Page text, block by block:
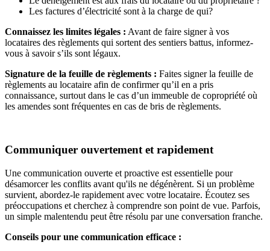
Les factures d’électricité sont à la charge de qui?
Connaissez les limites légales : Avant de faire signer à vos
locataires des règlements qui sortent des sentiers battus, informez-
vous à savoir s’ils sont légaux.
Signature de la feuille de règlements : Faites signer la feuille de
règlements au locataire afin de confirmer qu’il en a pris
connaissance, surtout dans le cas d’un immeuble de copropriété où
les amendes sont fréquentes en cas de bris de règlements.
Communiquer ouvertement et rapidement
Une communication ouverte et proactive est essentielle pour
désamorcer les conflits avant qu'ils ne dégénèrent. Si un problème
survient, abordez-le rapidement avec votre locataire. Écoutez ses
préoccupations et cherchez à comprendre son point de vue. Parfois,
un simple malentendu peut être résolu par une conversation franche.
Conseils pour une communication efficace :